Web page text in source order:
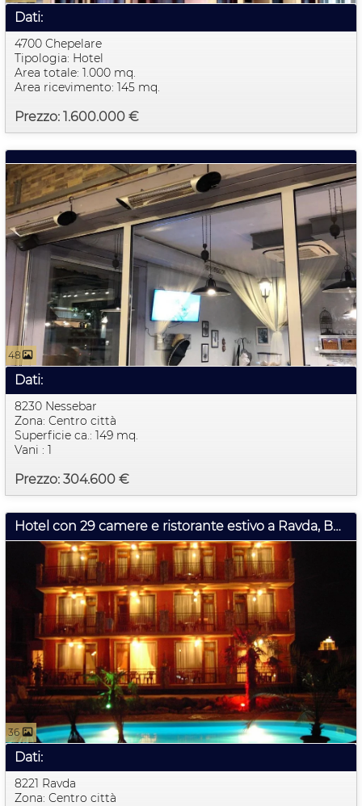
Dati:
4700 Chepelare
Tipologia: Hotel
Prezzo: 1.600.000 €
Area totale: 1.000 mq.
Area ricevimento: 145 mq.
48
Dati:
8230 Nessebar
Zona: Centro città
Prezzo: 304.600 €
Superficie ca.: 149 mq.
Vani : 1
Hotel con 29 camere e ristorante estivo a Ravda, Bulgaria
36
Dati:
8221 Ravda
Zona: Centro città